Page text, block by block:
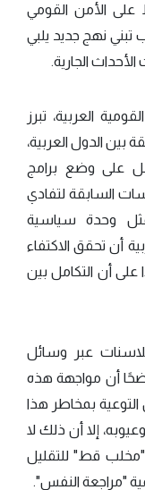
على الأمن القومي
تبني نهج جديد يلبي
الجارية.
العربية، تبرز
بين الدول العربية،
على وضع برامج
السابقة لتفادي
وحدة سياسية
أن تحقق الاكتفاء
أن التكامل بين
عبر وسائل
أن مواجهة هذه
بمخاطر هذا
إلا أن ذلك لا
"مخلب قط" للتقليل
"مراجعة النفس".